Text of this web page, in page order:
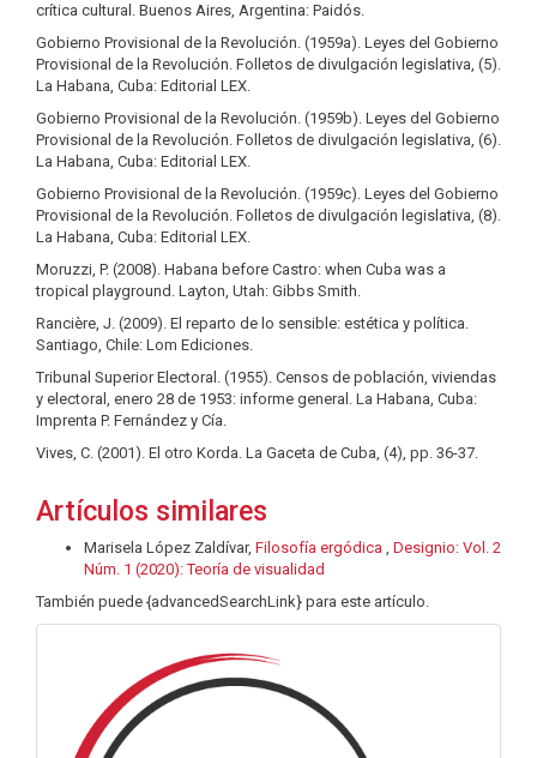
crítica cultural. Buenos Aires, Argentina: Paidós.
Gobierno Provisional de la Revolución. (1959a). Leyes del Gobierno
Provisional de la Revolución. Folletos de divulgación legislativa, (5).
La Habana, Cuba: Editorial LEX.
Gobierno Provisional de la Revolución. (1959b). Leyes del Gobierno
Provisional de la Revolución. Folletos de divulgación legislativa, (6).
La Habana, Cuba: Editorial LEX.
Gobierno Provisional de la Revolución. (1959c). Leyes del Gobierno
Provisional de la Revolución. Folletos de divulgación legislativa, (8).
La Habana, Cuba: Editorial LEX.
Moruzzi, P. (2008). Habana before Castro: when Cuba was a
tropical playground. Layton, Utah: Gibbs Smith.
Rancière, J. (2009). El reparto de lo sensible: estética y política.
Santiago, Chile: Lom Ediciones.
Tribunal Superior Electoral. (1955). Censos de población, viviendas
y electoral, enero 28 de 1953: informe general. La Habana, Cuba:
Imprenta P. Fernández y Cía.
Vives, C. (2001). El otro Korda. La Gaceta de Cuba, (4), pp. 36-37.
Artículos similares
Marisela López Zaldívar, Filosofía ergódica , Designio: Vol. 2
Núm. 1 (2020): Teoría de visualidad
También puede {advancedSearchLink} para este artículo.